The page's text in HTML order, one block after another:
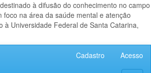
à difusão do conhecimento no campo
foco na área da saúde mental e atenção
à Universidade Federal de Santa Catarina,
Cadastro Acesso